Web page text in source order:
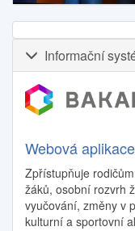
Informační
Webová aplikace
Zpřístupňuje
žáků, osobní rozvrh
vyučování, změny v
kulturní a sportovní